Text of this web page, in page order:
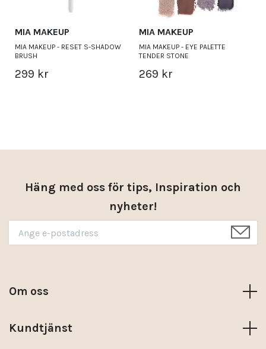
MIA MAKEUP
MIA MAKEUP - RESET S-SHADOW
BRUSH
299 kr
MIA MAKEUP
MIA MAKEUP - EYE PALETTE
TENDER STONE
269 kr
Häng med oss för tips, Inspiration och
nyheter!
Om oss
Kundtjänst